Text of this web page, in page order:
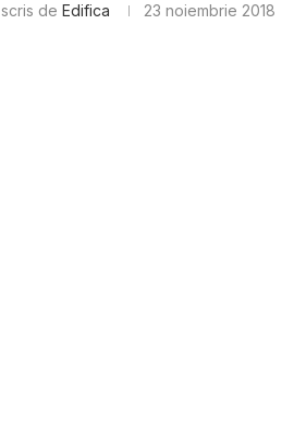
scris de Edifica 23 noiembrie 2018